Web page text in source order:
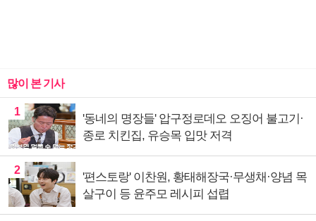
많이 본 기사
1
'동네의 명장들' 압구정로데오 오징어 불고기·
종로 치킨집, 유승목 입맛 저격
2
'편스토랑' 이찬원, 황태해장국·무생채·양념 목
살구이 등 윤주모 레시피 섭렵